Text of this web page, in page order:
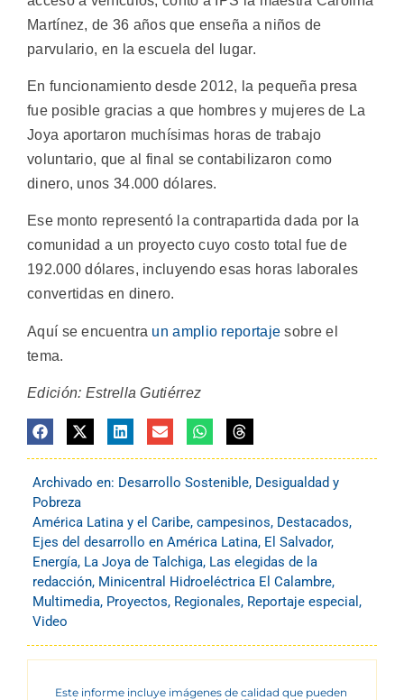
Martínez, de 36 años que enseña a niños de
parvulario, en la escuela del lugar.
En funcionamiento desde 2012, la pequeña presa
fue posible gracias a que hombres y mujeres de La
Joya aportaron muchísimas horas de trabajo
voluntario, que al final se contabilizaron como
dinero, unos 34.000 dólares.
Ese monto representó la contrapartida dada por la
comunidad a un proyecto cuyo costo total fue de
192.000 dólares, incluyendo esas horas laborales
convertidas en dinero.
Aquí se encuentra un amplio reportaje sobre el
tema.
Edición: Estrella Gutiérrez
Archivado en: Desarrollo Sostenible, Desigualdad y
Pobreza
América Latina y el Caribe, campesinos, Destacados,
Ejes del desarrollo en América Latina, El Salvador,
Energía, La Joya de Talchiga, Las elegidas de la
redacción, Minicentral Hidroeléctrica El Calambre,
Multimedia, Proyectos, Regionales, Reportaje especial ,
Video
Este informe incluye imágenes de calidad que pueden